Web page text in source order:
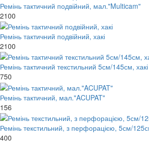
Ремінь тактичний подвійний, мал."Multicam"
2100
Ремінь тактичний подвійний, хакі
2100
Ремінь тактичний текстильний 5см/145см, хакі
750
Ремінь тактичний, мал."ACUPAT"
156
Ремінь текстильний, з перфорацією, 5см/
400